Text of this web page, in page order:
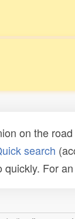
on the
search
For